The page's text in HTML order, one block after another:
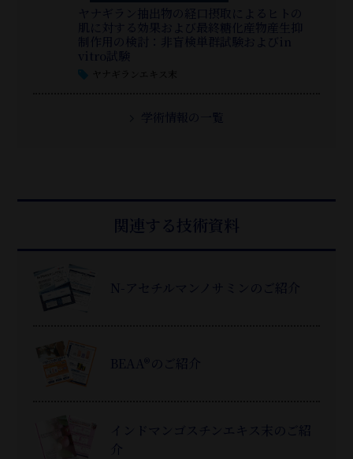
ヤナギラン抽出物の経口摂取によるヒトの
肌に対する効果および最終糖化産物産生抑
制作用の検討：非盲検単群試験およびin
vitro試験
ヤナギランエキス末
学術情報の一覧
関連する技術資料
N-アセチルマンノサミンのご紹介
BEAA®のご紹介
インドマンゴスチンエキス末のご紹
介